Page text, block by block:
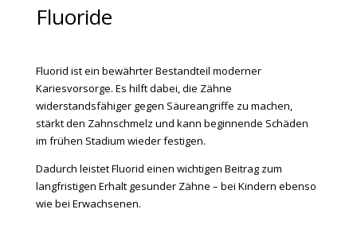
Fluoride
Fluorid ist ein bewährter Bestandteil moderner
Kariesvorsorge. Es hilft dabei, die Zähne
widerstandsfähiger gegen Säureangriffe zu machen,
stärkt den Zahnschmelz und kann beginnende Schäden
im frühen Stadium wieder festigen.
Dadurch leistet Fluorid einen wichtigen Beitrag zum
langfristigen Erhalt gesunder Zähne – bei Kindern ebenso
wie bei Erwachsenen.